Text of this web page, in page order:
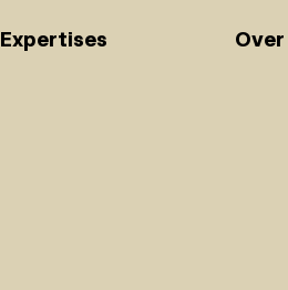
Expertises